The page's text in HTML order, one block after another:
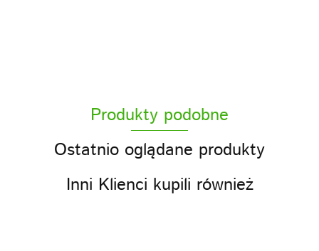
ACS sp z o.o.
Produkty podobne
Ostatnio oglądane produkty
Inni Klienci kupili również